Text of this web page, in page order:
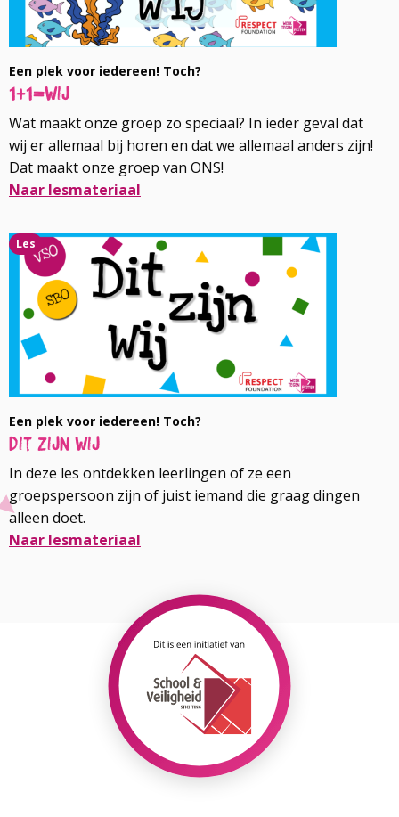
Een plek voor iedereen! Toch?
1+1=wij
Wat maakt onze groep zo speciaal? In ieder geval dat
wij er allemaal bij horen en dat we allemaal anders zijn!
Dat maakt onze groep van ONS!
Naar lesmateriaal
meer
over
Les
Een plek voor iedereen! Toch?
Dit zijn wij
In deze les ontdekken leerlingen of ze een
groepspersoon zijn of juist iemand die graag dingen
alleen doet.
Naar lesmateriaal